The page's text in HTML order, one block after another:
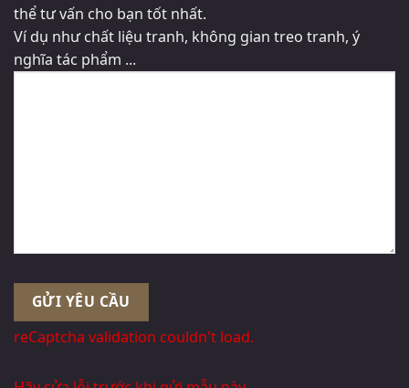
thể tư vấn cho bạn tốt nhất.
Ví dụ như chất liệu tranh, không gian treo tranh, ý
nghĩa tác phẩm ...
reCaptcha validation couldn't load.